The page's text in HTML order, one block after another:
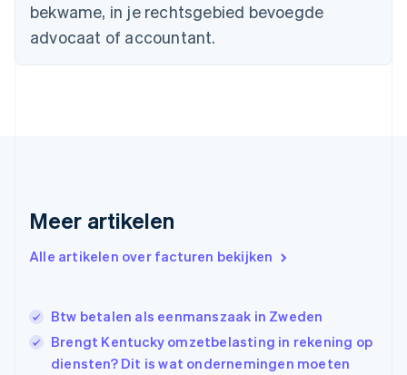
bekwame, in je rechtsgebied bevoegde
advocaat of accountant.
Meer artikelen
Alle artikelen over facturen bekijken
Btw betalen als eenmanszaak in Zweden
Brengt Kentucky omzetbelasting in rekening op
diensten? Dit is wat ondernemingen moeten
Denemarken
English
English
Griekenland
English
Hongkong SAR, China
English简体中文
Ierland